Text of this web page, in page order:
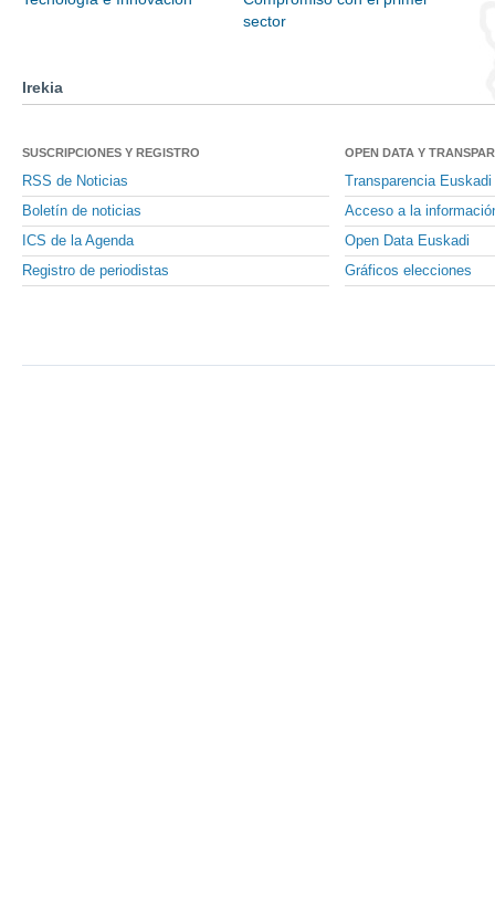
sector
Irekia
SUSCRIPCIONES Y REGISTRO
RSS de Noticias
Boletín de noticias
ICS de la Agenda
Registro de periodistas
OPEN DATA Y
Transparencia Euskadi
Acceso a la
Open Data Euskadi
Gráficos elecciones